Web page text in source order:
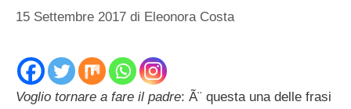
15 Settembre 2017 di Eleonora Costa
Voglio tornare a fare il padre: Ã¨ questa una delle frasi